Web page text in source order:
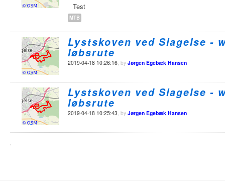
Test
MTB
Lystskoven ved Slagelse -
løbsrute
2019-04-18 10:26:16, by Jørgen Egebæk Hansen
Lystskoven ved Slagelse -
løbsrute
2019-04-18 10:25:43, by Jørgen Egebæk Hansen